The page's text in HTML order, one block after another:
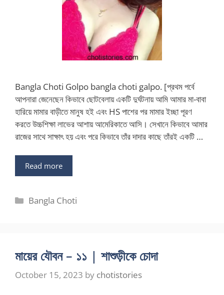
Bangla Choti Golpo bangla choti galpo. [প্রথম পর্বে
আপনারা জেনেছেন কিভাবে ছোটবেলায় একটি দুর্ঘটনায় আমি আমার মা-বাবা
হারিয়ে মামার বাড়ীতে মানুষ হই এবং HS পাশের পর মামার ইচ্ছা পূরণ
করতে উচ্চশিক্ষা লাভের আশায় আমেরিকাতে আসি। সেখানে কিভাবে আমার
রাজের সাথে সাক্ষাৎ হয় এবং পরে কিভাবে তাঁর দাদার কাছে তাঁরই একটি …
Read more
Categories
Bangla Choti
মায়ের যৌবন – ১১ | শাশুড়ীকে চোদা
October 15, 2023 by chotistories